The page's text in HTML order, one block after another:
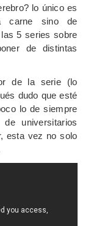
lo único es
carne sino de
5 series sobre
de distintas
de la serie (lo
dudo que esté
lo de siempre
universitarios
esta vez no solo